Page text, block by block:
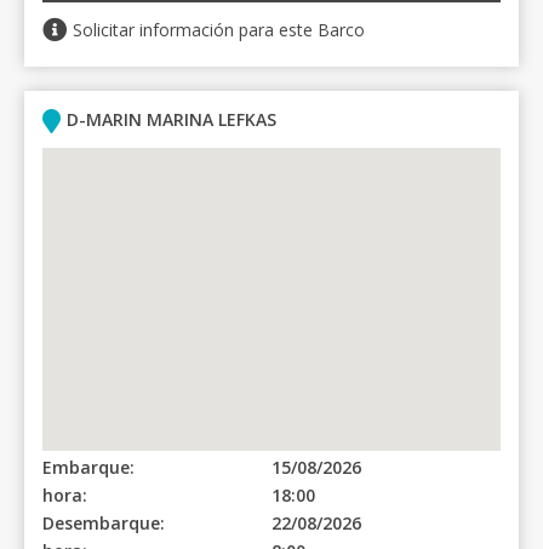
Solicitar información para este Barco
D-MARIN MARINA LEFKAS
Embarque:
15/08/2026
hora:
18:00
Desembarque:
22/08/2026